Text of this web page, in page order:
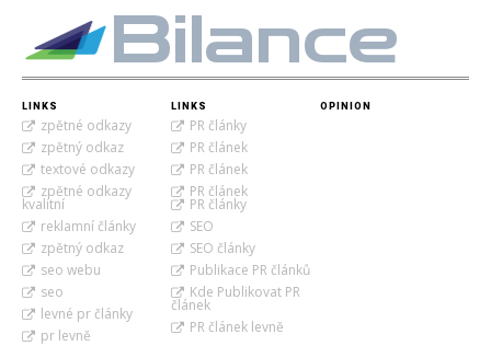
Bilance
LINKS
zpětné odkazy
zpětný odkaz
textové odkazy
zpětné odkazy
kvalitní
reklamní články
zpětný odkaz
seo webu
seo
levné pr články
pr levně
LINKS
PR články
PR článek
PR článek
PR článek
PR články
SEO
SEO články
Publikace PR článků
Kde Publikovat PR
článek
PR článek levně
OPINION